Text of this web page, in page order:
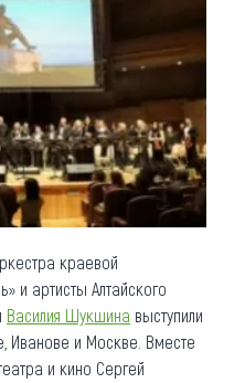
краевой
и артисты Алтайского
Василия Шукшина выступили
Иванове и Москве. Вместе
и кино Сергей